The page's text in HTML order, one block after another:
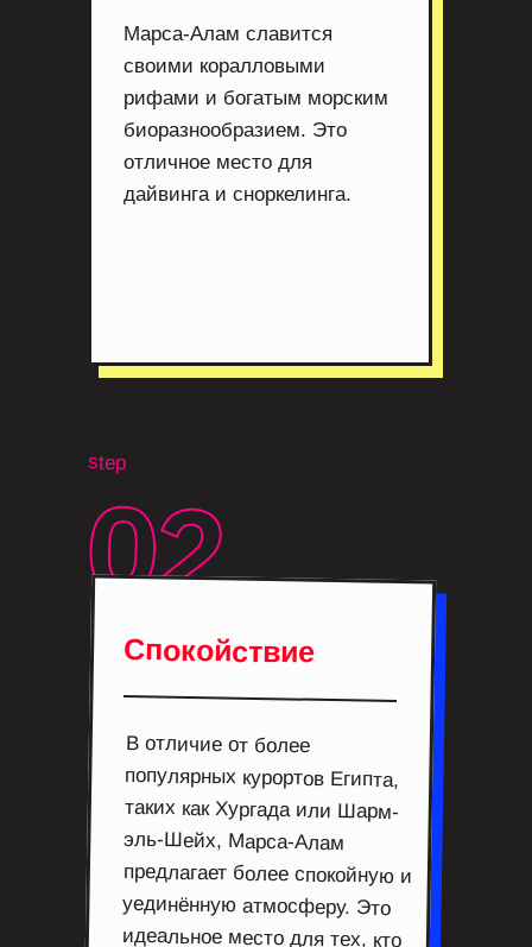
Марса-Алам славится
своими коралловыми
рифами и богатым морским
биоразнообразием. Это
отличное место для
дайвинга и сноркелинга.
В отличие от более
популярных курортов Египта,
таких как Хургада или Шарм-
эль-Шейх, Марса-Алам
предлагает более спокойную и
уединённую атмосферу. Это
идеальное место для тех, кто
Спокойствие
step